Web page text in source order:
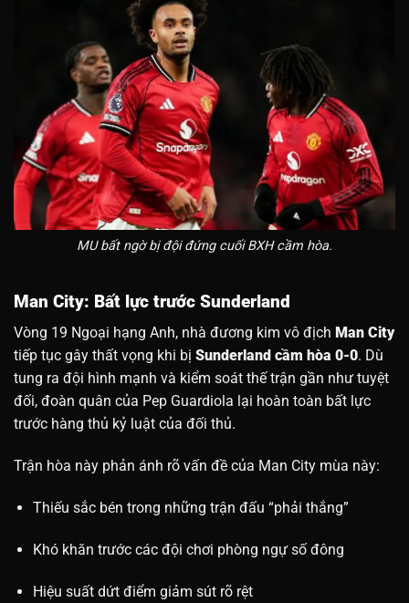
MU bất ngờ bị đội đứng cuối BXH cầm hòa.
Man City: Bất lực trước Sunderland
Vòng 19 Ngoại hạng Anh, nhà đương kim vô địch Man City
tiếp tục gây thất vọng khi bị Sunderland cầm hòa 0-0. Dù
tung ra đội hình mạnh và kiểm soát thế trận gần như tuyệt
đối, đoàn quân của Pep Guardiola lại hoàn toàn bất lực
trước hàng thủ kỷ luật của đối thủ.
Trận hòa này phản ánh rõ vấn đề của Man City mùa này:
Thiếu sắc bén trong những trận đấu “phải thắng”
Khó khăn trước các đội chơi phòng ngự số đông
Hiệu suất dứt điểm giảm sút rõ rệt